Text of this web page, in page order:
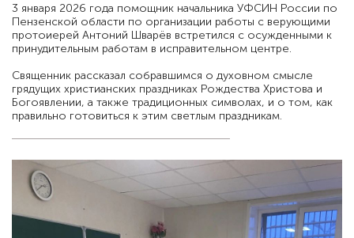
3 января 2026 года помощник начальника УФСИН России по
Пензенской области по организации работы с верующими
протоиерей Антоний Шварёв встретился с осужденными к
принудительным работам в исправительном центре.
Священник рассказал собравшимся о духовном смысле
грядущих христианских праздниках Рождества Христова и
Богоявлении, а также традиционных символах, и о том, как
правильно готовиться к этим светлым праздникам.